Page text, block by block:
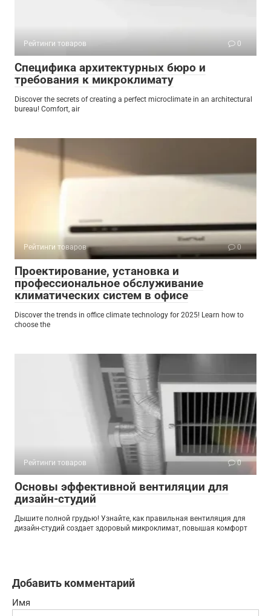
Рейтинги товаров 0
Специфика архитектурных бюро и
требования к микроклимату
Discover the secrets of creating a perfect microclimate in an architectural
bureau! Comfort, air
Рейтинги товаров 0
Проектирование, установка и
профессиональное обслуживание
климатических систем в офисе
Discover the trends in office climate technology for 2025! Learn how to
choose the
Рейтинги товаров 0
Основы эффективной вентиляции для
дизайн-студий
Дышите полной грудью! Узнайте, как правильная вентиляция для
дизайн-студий создает здоровый микроклимат, повышая комфорт
Добавить комментарий
Имя